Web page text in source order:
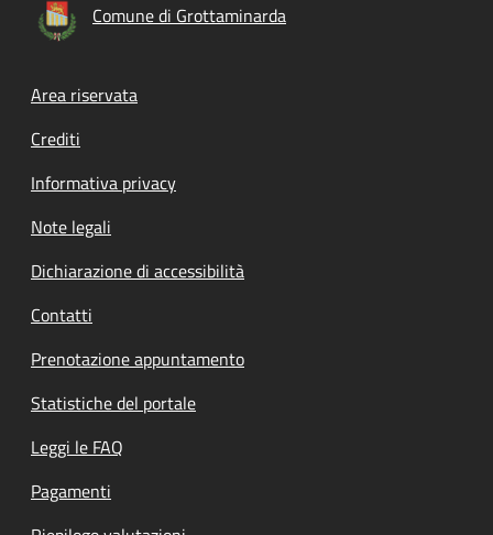
Comune di Grottaminarda
Footer menu
Area riservata
Crediti
Informativa privacy
Note legali
Dichiarazione di accessibilità
Contatti
Prenotazione appuntamento
Statistiche del portale
Leggi le FAQ
Pagamenti